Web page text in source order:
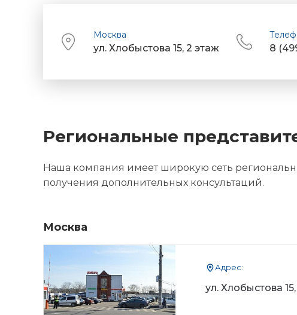
Москва
ул. Хлобыстова 15, 2 этаж 8
Региональные
Наша компания имеет широкую сеть
получения дополнительных консультаций.
Москва
Адрес:
ул. Хлобыстова